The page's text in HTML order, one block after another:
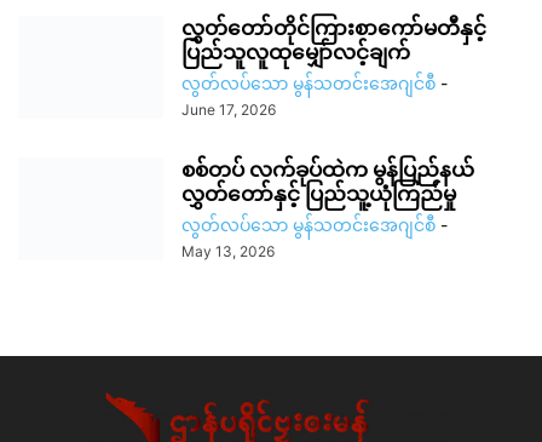
လွှတ်တော်တိုင်ကြားစာကော်မတီနှင့်
ပြည်သူလူထုမျှော်လင့်ချက်
လွတ်လပ်သော မွန်သတင်းအေဂျင်စီ -
June 17, 2026
စစ်တပ် လက်ခုပ်ထဲက မွန်ပြည်နယ်
လွှတ်တော်နှင့် ပြည်သူ့ယုံကြည်မှု
လွတ်လပ်သော မွန်သတင်းအေဂျင်စီ -
May 13, 2026